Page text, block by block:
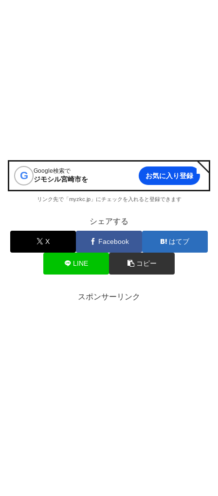
G Google検索で
ジモシル宮崎市を お気に入り登録
リンク先で「myzkc.jp」にチェックを入れると登録できます
シェアする
X Facebook はてブ
LINE コピー
スポンサーリンク